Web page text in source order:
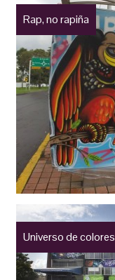
Rap, no rapiña
Universo de colores